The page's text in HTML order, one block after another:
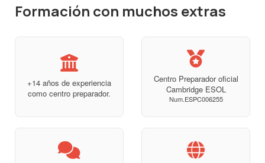
Formación con muchos extras
+14 años de experiencia
como centro preparador.
Centro Preparador oficial
Cambridge ESOL
Num.ESPC006255